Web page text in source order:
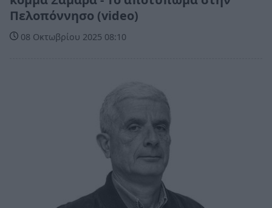
Πελοπόννησο (video)
08 Οκτωβρίου 2025 08:10